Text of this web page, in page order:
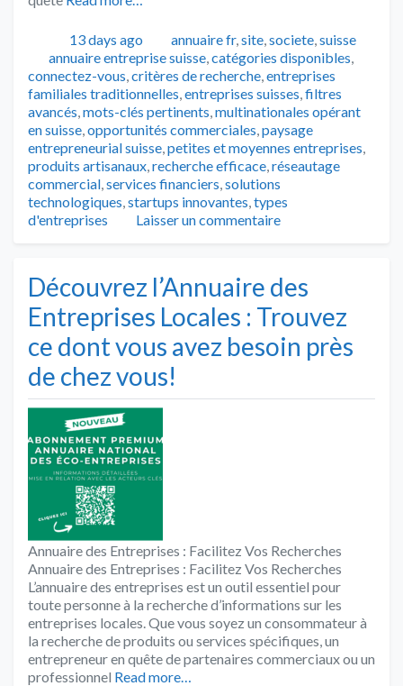
Publié13 days ago Catégories
annuaire fr,site,societe,suisse
Tags
annuaire entreprise suisse,catégories disponibles,
connectez-vous,critères de recherche,entreprises
familiales traditionnelles,entreprises suisses,filtres
avancés,mots-clés pertinents,multinationales opérant
en suisse,opportunités commerciales,paysage
entrepreneurial suisse,petites et moyennes entreprises,
produits artisanaux,recherche efficace,réseautage
commercial,services financiers,solutions
technologiques,startups innovantes,types
d'entreprises
Laisser un commentaire
Découvrez l’Annuaire des
Entreprises Locales : Trouvez
ce dont vous avez besoin près
de chez vous!
Annuaire des Entreprises : Facilitez Vos Recherches
Annuaire des Entreprises : Facilitez Vos Recherches
L’annuaire des entreprises est un outil essentiel pour
toute personne à la recherche d’informations sur les
entreprises locales. Que vous soyez un consommateur à
la recherche de produits ou services spécifiques, un
entrepreneur en quête de partenaires commerciaux ou un
professionnel Read more…